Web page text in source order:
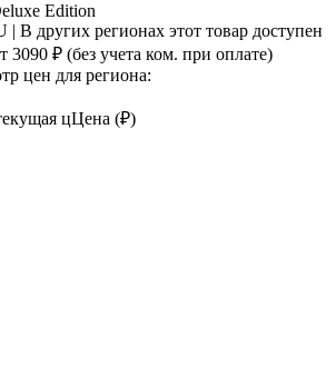
Edition
| В других регионах этот товар доступен
3090 ₽ (без учета ком. при оплате)
цен для региона:
цЦена (₽)